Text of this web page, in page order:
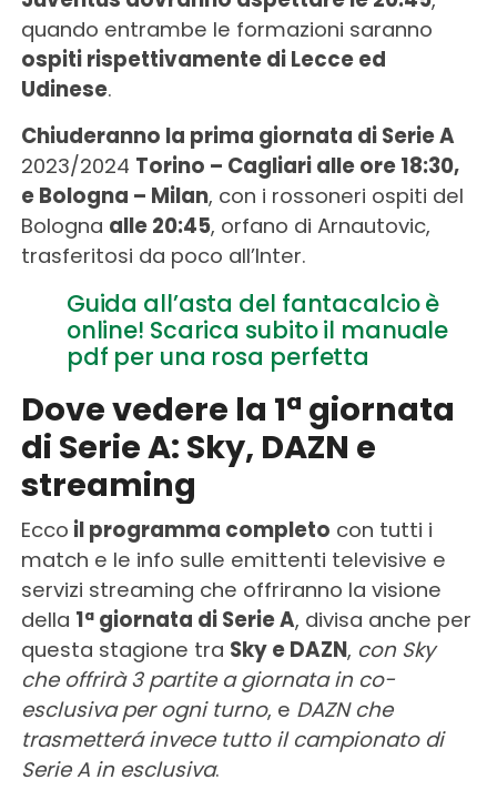
quando entrambe le formazioni saranno
ospiti rispettivamente di Lecce ed
Udinese.
Chiuderanno la prima giornata di Serie A
2023/2024 Torino – Cagliari alle ore 18:30,
e Bologna – Milan, con i rossoneri ospiti del
Bologna alle 20:45, orfano di Arnautovic,
trasferitosi da poco all’Inter.
Guida all’asta del fantacalcio è
online! Scarica subito il manuale
pdf per una rosa perfetta
Dove vedere la 1ª giornata
di Serie A: Sky, DAZN e
streaming
Ecco il programma completo con tutti i
match e le info sulle emittenti televisive e
servizi streaming che offriranno la visione
della 1ª giornata di Serie A, divisa anche per
questa stagione tra Sky e DAZN, con Sky
che offrirà 3 partite a giornata in co-
esclusiva per ogni turno, e DAZN che
trasmetterá invece tutto il campionato di
Serie A in esclusiva.